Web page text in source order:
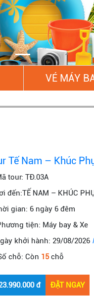
VÉ MÁY
Tế Nam – Khúc
tour: TĐ.03A
đến:TẾ NAM – KHÚC
gian: 6 ngày 6 đêm
tiện: Máy bay & Xe
khởi hành: 29/08/2026
chỗ: Còn 15chỗ